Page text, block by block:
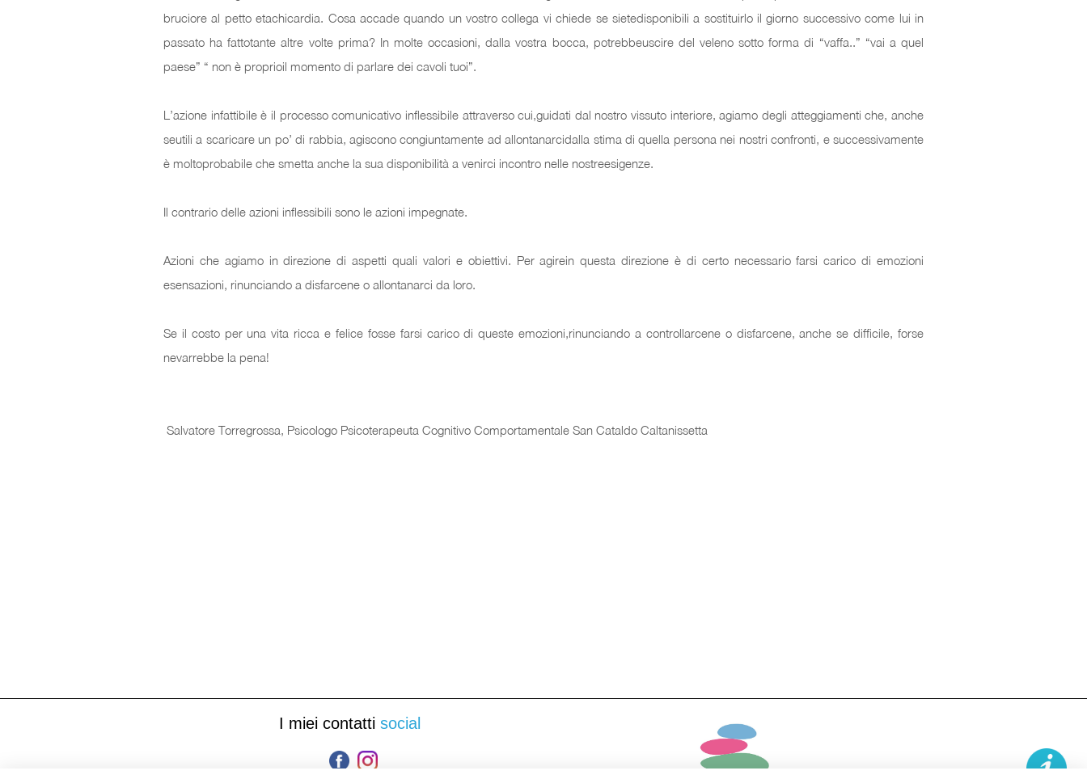
bruciore al petto etachicardia. Cosa accade quando un vostro collega vi chiede se sietedisponibili a sostituirlo il giorno successivo come lui in
passato ha fattotante altre volte prima? In molte occasioni, dalla vostra bocca, potrebbeuscire del veleno sotto forma di “vaffa..” “vai a quel
paese” “ non è proprioil momento di parlare dei cavoli tuoi”.
L’azione infattibile è il processo comunicativo inflessibile attraverso cui,guidati dal nostro vissuto interiore, agiamo degli atteggiamenti che, anche
seutili a scaricare un po’ di rabbia, agiscono congiuntamente ad allontanarcidalla stima di quella persona nei nostri confronti, e successivamente
è moltoprobabile che smetta anche la sua disponibilità a venirci incontro nelle nostreesigenze.
Il contrario delle azioni inflessibili sono le azioni impegnate.
Azioni che agiamo in direzione di aspetti quali valori e obiettivi. Per agirein questa direzione è di certo necessario farsi carico di emozioni
esensazioni, rinunciando a disfarcene o allontanarci da loro.
Se il costo per una vita ricca e felice fosse farsi carico di queste emozioni,rinunciando a controllarcene o disfarcene, anche se difficile, forse
nevarrebbe la pena!
Salvatore Torregrossa, Psicologo Psicoterapeuta Cognitivo Comportamentale San Cataldo Caltanissetta
I miei contatti social